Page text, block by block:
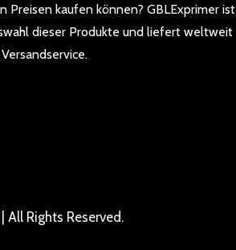
Preisen kaufen können? GBLExprimer ist
dieser Produkte und liefert weltweit
Rights Reserved.